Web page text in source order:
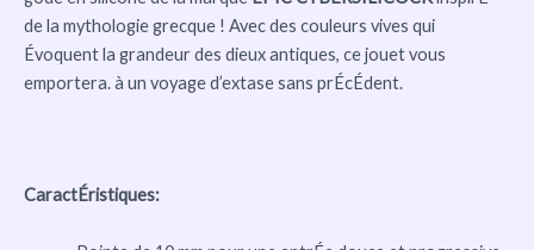
de la mythologie grecque ! Avec des couleurs vives qui
Évoquent la grandeur des dieux antiques, ce jouet vous
emportera. à un voyage d’extase sans prÉcÉdent.
CaractÉristiques: